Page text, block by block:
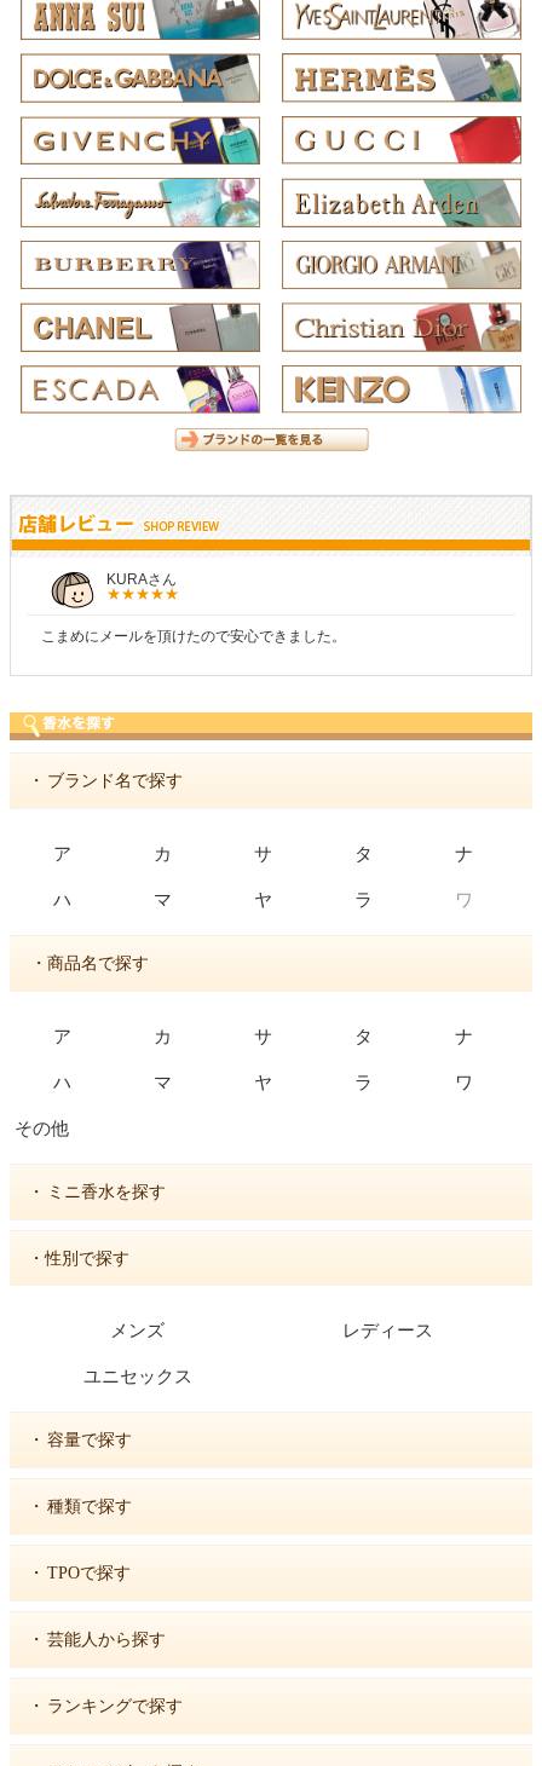
KURAさん
こまめにメールを頂けたので安心できました。
・ ブランド名で探す
ア カ サ タ ナ
ハ マ ヤ ラ ワ
・商品名で探す
ア カ サ タ ナ
ハ マ ヤ ラ ワ
その他
・ ミニ香水を探す
・性別で探す
メンズ レディース
ユニセックス
・ 容量で探す
・ 種類で探す
・ TPOで探す
・ 芸能人から探す
・ ランキングで探す